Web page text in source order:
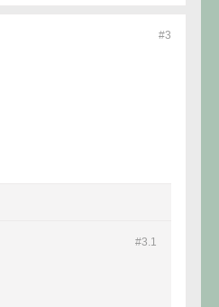
#3
#3. 1